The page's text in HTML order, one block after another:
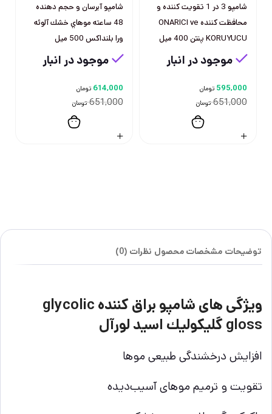
شامپو 3 در 1 تقويت كننده و
محافظت كننده ONARICI ve
KORUYUCU پنتن 400 ميل
موجود در انبار
651,000 تومان
595,000 تومان
شامپو آبرسان و حجم دهنده
48 ساعته موهاي خشك آلوئه
ورا بلنداكس 500 ميل
موجود در انبار
651,000 تومان
614,000 تومان
توضیحات مشخصات محصول نظرات (0)
ویژگی های شامپو براق كننده glycolic
gloss گليكوليك اسيد لورآل
افزایش درخشندگی طبیعی موها
تقویت و ترمیم موهای آسیب‌دیده